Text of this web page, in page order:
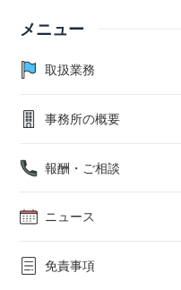
メニュー
取扱業務
在留許可
帰化許可申請サポート
永住許可申請サポート
生前終活サポート
事務所の概要
報酬・ご相談
Zoom相談
ニュース
2026年5月ニュース
免責事項